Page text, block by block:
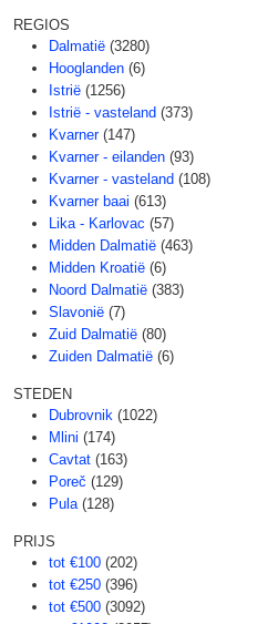
REGIOS
Dalmatië (3280)
Hooglanden (6)
Istrië (1256)
Istrië - vasteland (373)
Kvarner (147)
Kvarner - eilanden (93)
Kvarner - vasteland (108)
Kvarner baai (613)
Lika - Karlovac (57)
Midden Dalmatië (463)
Midden Kroatië (6)
Noord Dalmatië (383)
Slavonië (7)
Zuid Dalmatië (80)
Zuiden Dalmatië (6)
STEDEN
Dubrovnik (1022)
Mlini (174)
Cavtat (163)
Poreč (129)
Pula (128)
PRIJS
tot €100 (202)
tot €250 (396)
tot €500 (3092)